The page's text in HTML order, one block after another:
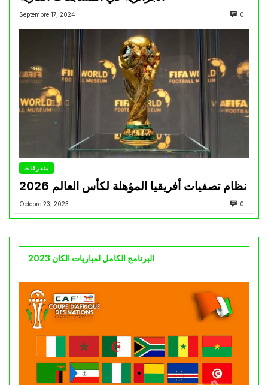
Septembre 17, 2024 0
متفرقات
نظام تصفيات أفريقيا المؤهلة لكأس العالم 2026
Octobre 23, 2023 0
البرنامج الكامل لمباريات الكان 2023